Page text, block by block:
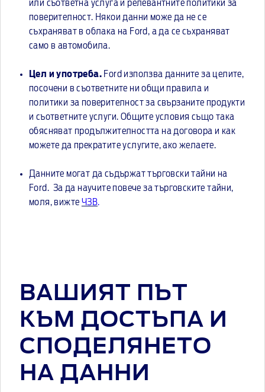
или съответна услуга и релевантните политики за
поверителност. Някои данни може да не се
съхраняват в облака на Ford, а да се съхраняват
само в автомобила.
Цел и употреба. Ford използва данните за целите,
посочени в съответните ни общи правила и
политики за поверителност за свързаните продукти
и съответните услуги. Общите условия също така
обясняват продължителността на договора и как
можете да прекратите услугите, ако желаете.
Данните могат да съдържат търговски тайни на
Ford. За да научите повече за търговските тайни,
моля, вижте ЧЗВ.
ВАШИЯТ ПЪТ
КЪМ ДОСТЪПА И
СПОДЕЛЯНЕТО
НА ДАННИ